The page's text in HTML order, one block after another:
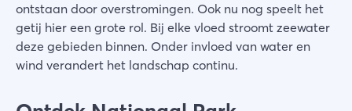
ontstaan door overstromingen. Ook nu nog speelt het
getij hier een grote rol. Bij elke vloed stroomt zeewater
deze gebieden binnen. Onder invloed van water en
wind verandert het landschap continu.